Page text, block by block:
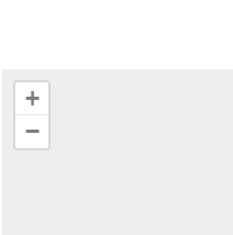
+
−